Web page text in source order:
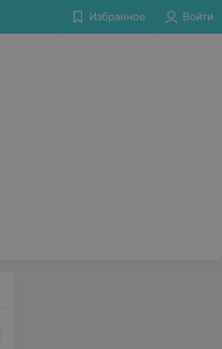
Избранное Войти
Сообщить об ошибке